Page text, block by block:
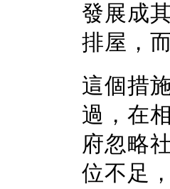
發展成
排屋，
這個措
過，在
府忽略
位不足